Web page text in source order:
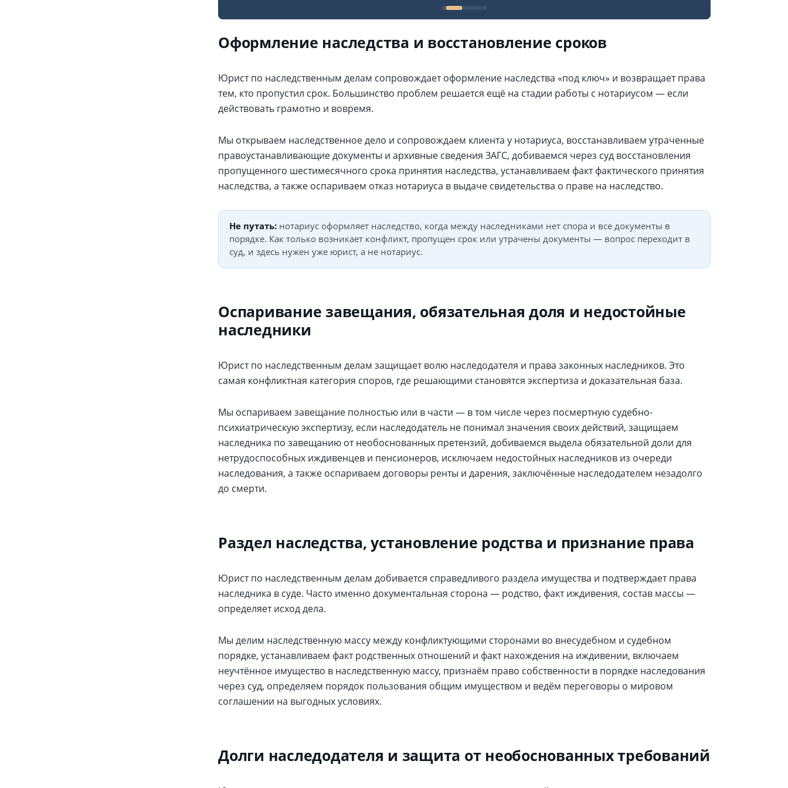
Оформление наследства и восстановление сроков
Юрист по наследственным делам сопровождает оформление наследства «под ключ» и возвращает права
тем, кто пропустил срок. Большинство проблем решается ещё на стадии работы с нотариусом — если
действовать грамотно и вовремя.
Мы открываем наследственное дело и сопровождаем клиента у нотариуса, восстанавливаем утраченные
правоустанавливающие документы и архивные сведения ЗАГС, добиваемся через суд восстановления
пропущенного шестимесячного срока принятия наследства, устанавливаем факт фактического принятия
наследства, а также оспариваем отказ нотариуса в выдаче свидетельства о праве на наследство.
Не путать: нотариус оформляет наследство, когда между наследниками нет спора и все документы в
порядке. Как только возникает конфликт, пропущен срок или утрачены документы — вопрос переходит в
суд, и здесь нужен уже юрист, а не нотариус.
Оспаривание завещания, обязательная доля и недостойные
наследники
Юрист по наследственным делам защищает волю наследодателя и права законных наследников. Это
самая конфликтная категория споров, где решающими становятся экспертиза и доказательная база.
Мы оспариваем завещание полностью или в части — в том числе через посмертную судебно-
психиатрическую экспертизу, если наследодатель не понимал значения своих действий, защищаем
наследника по завещанию от необоснованных претензий, добиваемся выдела обязательной доли для
нетрудоспособных иждивенцев и пенсионеров, исключаем недостойных наследников из очереди
наследования, а также оспариваем договоры ренты и дарения, заключённые наследодателем незадолго
до смерти.
Раздел наследства, установление родства и признание права
Юрист по наследственным делам добивается справедливого раздела имущества и подтверждает права
наследника в суде. Часто именно документальная сторона — родство, факт иждивения, состав массы —
определяет исход дела.
Мы делим наследственную массу между конфликтующими сторонами во внесудебном и судебном
порядке, устанавливаем факт родственных отношений и факт нахождения на иждивении, включаем
неучтённое имущество в наследственную массу, признаём право собственности в порядке наследования
через суд, определяем порядок пользования общим имуществом и ведём переговоры о мировом
соглашении на выгодных условиях.
Долги наследодателя и защита от необоснованных требований